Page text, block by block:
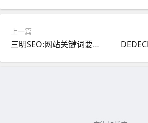
上一篇
三明SEO:网站关键词要如何去合理布局？